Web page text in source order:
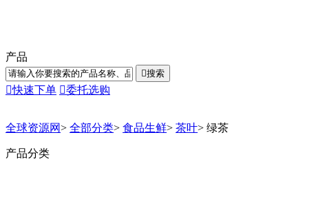
产品
搜索
快速下单 委托选购
全球资源网> 全部分类> 食品生鲜> 茶叶> 绿茶
产品分类